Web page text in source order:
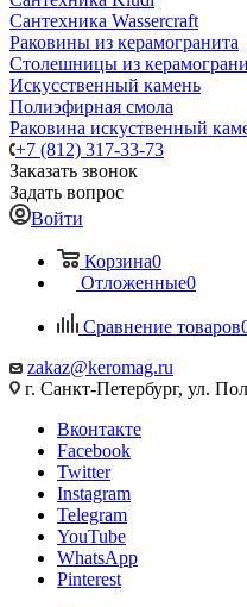
Сантехника Wassercraft
Раковины из керамогранита
Столешницы из
Искусственный камень
Полиэфирная смола
Раковина искуственный
+7 (812) 317-33-73
Заказать звонок
Задать вопрос
Войти
Корзина0
Отложенные0
Сравнение товаров
zakaz@keromag.ru
г. Санкт-Петербург, ул.
Вконтакте
Facebook
Twitter
Instagram
Telegram
YouTube
WhatsApp
Pinterest